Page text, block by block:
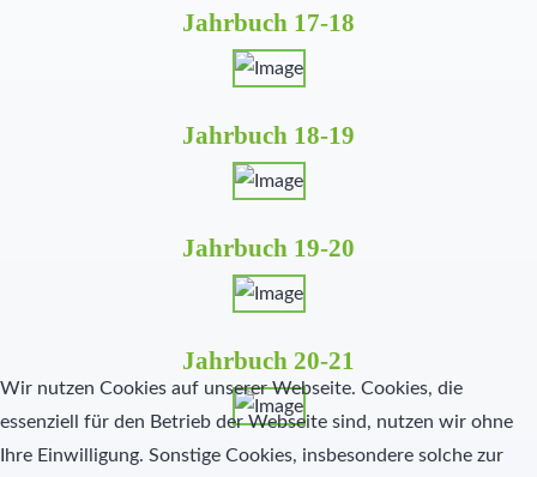
Jahrbuch 17-18
Jahrbuch 18-19
Jahrbuch 19-20
Jahrbuch 20-21
Wir nutzen Cookies auf unserer Webseite. Cookies, die
essenziell für den Betrieb der Webseite sind, nutzen wir ohne
Ihre Einwilligung. Sonstige Cookies, insbesondere solche zur